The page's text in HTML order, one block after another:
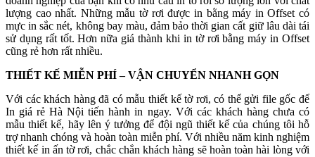
lượng cao nhất. Những mẫu tờ rơi được in bằng máy in Offset có
mực in sắc nét, không bay màu, đảm bảo thời gian cất giữ lâu dài tái
sử dụng rất tốt. Hơn nữa giá thành khi in tờ rơi bằng máy in Offset
cũng rẻ hơn rất nhiều.
THIẾT KẾ MIỄN PHÍ – VẬN CHUYỂN NHANH GỌN
Với các khách hàng đã có mẫu thiết kế tờ rơi, có thể gửi file gốc để
In giá rẻ Hà Nội tiến hành in ngay. Với các khách hàng chưa có
mẫu thiết kế, hãy lên ý tưởng để đội ngũ thiết kế của chúng tôi hỗ
trợ nhanh chóng và hoàn toàn miễn phí. Với nhiều năm kinh nghiệm
thiết kế in ấn tờ rơi, chắc chắn khách hàng sẽ hoàn toàn hài lòng với